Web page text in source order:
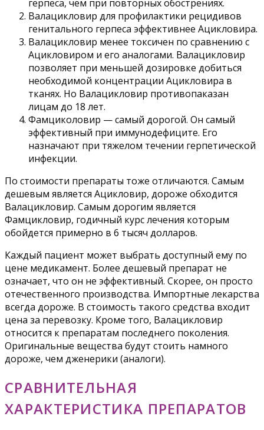
герпеса, чем при повторных обострениях.
Валацикловир для профилактики рецидивов
генитального герпеса эффективнее Ацикловира.
Валацикловир менее токсичен по сравнению с
Ацикловиром и его аналогами. Валацикловир
позволяет при меньшей дозировке добиться
необходимой концентрации Ацикловира в
тканях. Но Валацикловир противопаказан
лицам до 18 лет.
Фамциколовир — самый дорогой. Он самый
эффективный при иммунодефиците. Его
назначают при тяжелом течении герпетической
инфекции.
По стоимости препараты тоже отличаются. Самым
дешевым является Ацикловир, дороже обходится
Валацикловир. Самым дорогим является
Фамцикловир, годичный курс лечения которым
обойдется примерно в 6 тысяч долларов.
Каждый пациент может выбрать доступный ему по
цене медикамент. Более дешевый препарат не
означает, что он не эффективный. Скорее, он просто
отечественного производства. Импортные лекарства
всегда дороже. В стоимость такого средства входит
цена за перевозку. Кроме того, Валацикловир
относится к препаратам последнего поколения.
Оригинальные вещества будут стоить намного
дороже, чем дженерики (аналоги).
СРАВНИТЕЛЬНАЯ
ХАРАКТЕРИСТИКА ПРЕПАРАТОВ